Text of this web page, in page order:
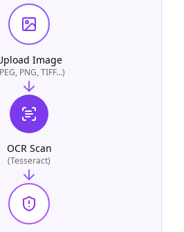
Image
PNG, TIFF...)
OCR Scan
(Tesseract)